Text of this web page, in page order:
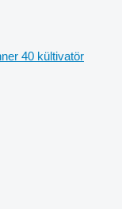
40 kültivatör